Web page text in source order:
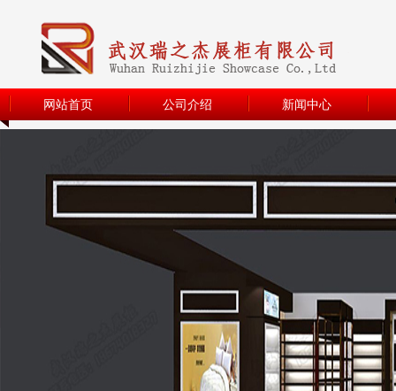
网站首页 公司介绍 新闻中心